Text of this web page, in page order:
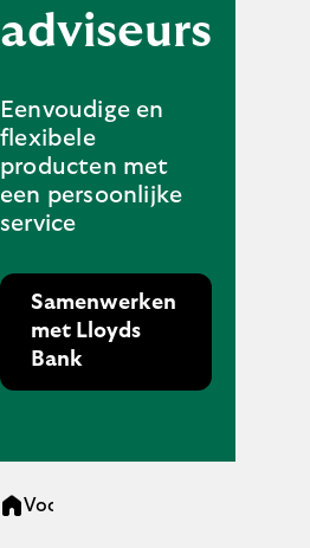
adviseurs
Eenvoudige en
flexibele
producten met
een persoonlijke
service
Samenwerken
met Lloyds
Bank
Voor adviseurs